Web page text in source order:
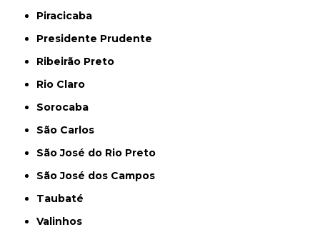
Piracicaba
Presidente Prudente
Ribeirão Preto
Rio Claro
Sorocaba
São Carlos
São José do Rio Preto
São José dos Campos
Taubaté
Valinhos